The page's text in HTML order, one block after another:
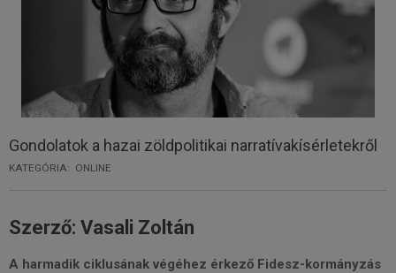
Gondolatok a hazai zöldpolitikai narratívakísérletekről
KATEGÓRIA: ONLINE
Szerző: Vasali Zoltán
A harmadik ciklusának végéhez érkező Fidesz-kormányzás